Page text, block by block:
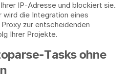
IP-Adresse und blockiert sie.
wird die Integration eines
zur entscheidenden
Ihrer Projekte.
Tasks ohne